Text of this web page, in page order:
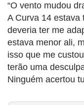
“O vento mudou
A Curva 14 estava
deveria ter me
estava menor ali,
isso que me
terão uma
Ninguém acertou